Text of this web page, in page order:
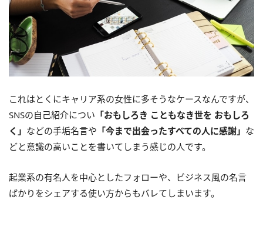
これはとくにキャリア系の女性に多そうなケースなんですが、
SNSの自己紹介につい 「おもしろき こともなき世を おもしろ
く」 などの手垢名言や 「今まで出会ったすべての人に感謝」 な
どと意識の高いことを書いてしまう感じの人です。
起業系の有名人を中心としたフォローや、ビジネス風の名言
ばかりをシェアする使い方からもバレてしまいます。